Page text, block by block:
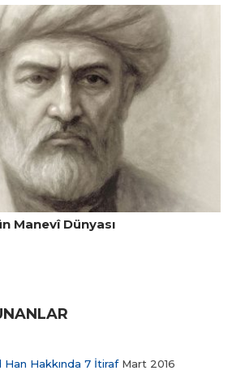
Manevî Dünyası
Hakkında 7 İtirafMart 2016